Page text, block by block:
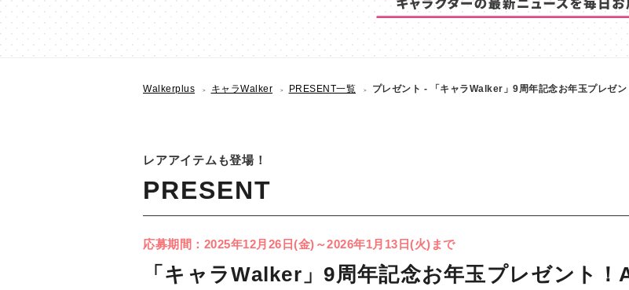
Walkerplus キャラWalker PRESENT一覧 プレゼント - 「キャラWalker」9周年記念お年玉プレゼン
レアアイテムも登場！
PRESENT
応募期間：2025年12月26日(金)～2026年1月13日(火)まで
「キャラWalker」9周年記念お年玉プレゼント